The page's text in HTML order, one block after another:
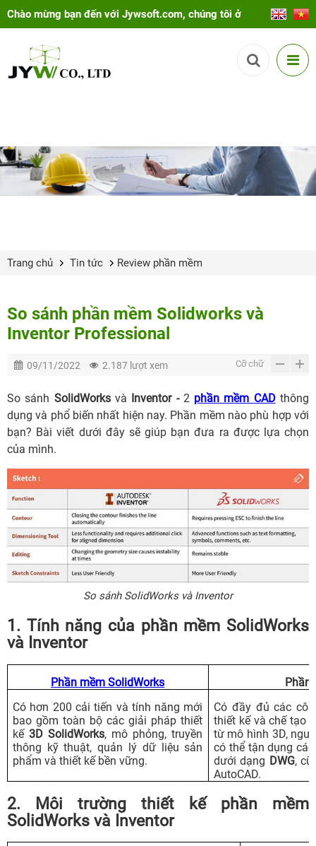
Chào mừng bạn đến với Jywsoft.com, chúng tôi ở
đây để giúp bạn!
Trang chủ Tin tức Review phần mềm
So sánh phần mềm Solidworks và
Inventor Professional
09/11/2022 2.187 lượt xem Cỡ chữ
So sánh SolidWorksvà Inventor -2 phần mềm CADthông
dụng và phổ biến nhất hiện nay. Phần mềm nào phù hợp với
bạn? Bài viết dưới đây sẽ giúp bạn đưa ra được lựa chọn
của mình.
So sánh SolidWorks và Inventor
1. Tính năng của phần mềm SolidWorks
và Inventor
Phần mềm SolidWorks
Phần
Có hơn 200 cải tiến và tính năng mới
bao gồm toàn bộ các giải pháp thiết
kế 3D SolidWorks, mô phỏng, truyền
thông kỹ thuật, quản lý dữ liệu sản
phẩm và thiết kế bền vững.
Có đầy đủ các
thiết kế và chế tạo
từ mô hình 3D,
có thể tận dụng
dưới dạng DWG,
AutoCAD.
2. Môi trường thiết kế phần mềm
SolidWorks và Inventor